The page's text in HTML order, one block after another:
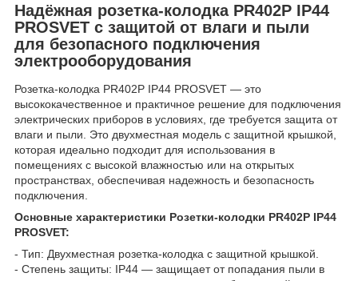
Надёжная розетка-колодка PR402P IP44
PROSVET с защитой от влаги и пыли
для безопасного подключения
электрооборудования
Розетка-колодка PR402P IP44 PROSVET — это
высококачественное и практичное решение для подключения
электрических приборов в условиях, где требуется защита от
влаги и пыли. Это двухместная модель с защитной крышкой,
которая идеально подходит для использования в
помещениях с высокой влажностью или на открытых
пространствах, обеспечивая надежность и безопасность
подключения.
Основные характеристики Розетки-колодки PR402P IP44
PROSVET:
- Тип: Двухместная розетка-колодка с защитной крышкой.
- Степень защиты: IP44 — защищает от попадания пыли в